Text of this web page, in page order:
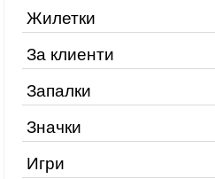
Жилетки
За клиенти
Запалки
Значки
Игри